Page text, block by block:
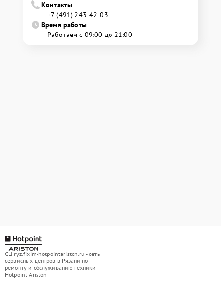
Контакты
+7 (491) 243-42-03
Время работы
Работаем с 09:00 до 21:00
СЦ ryz.fixim-hotpointariston.ru - сеть
сервисных центров в Рязани по
ремонту и обслуживанию техники
Hotpoint Ariston